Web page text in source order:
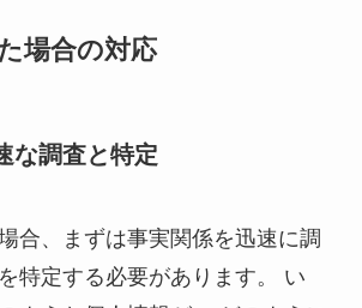
場合の対応
な調査と特定
合、まずは事実関係を迅速に調
特定する必要があります。 い